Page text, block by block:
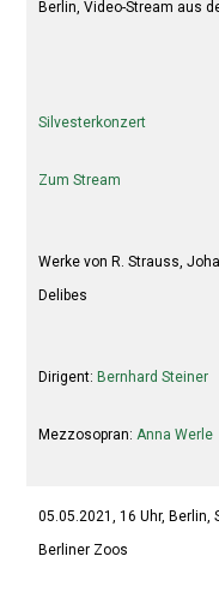
Berlin,Video-Stream aus
Silvesterkonzert
Zum Stream
Werke von R. Strauss,
Delibes
Dirigent: Bernhard Steiner
Mezzosopran:Anna Werle
05.05.2021, 16 Uhr,
Berliner Zoos